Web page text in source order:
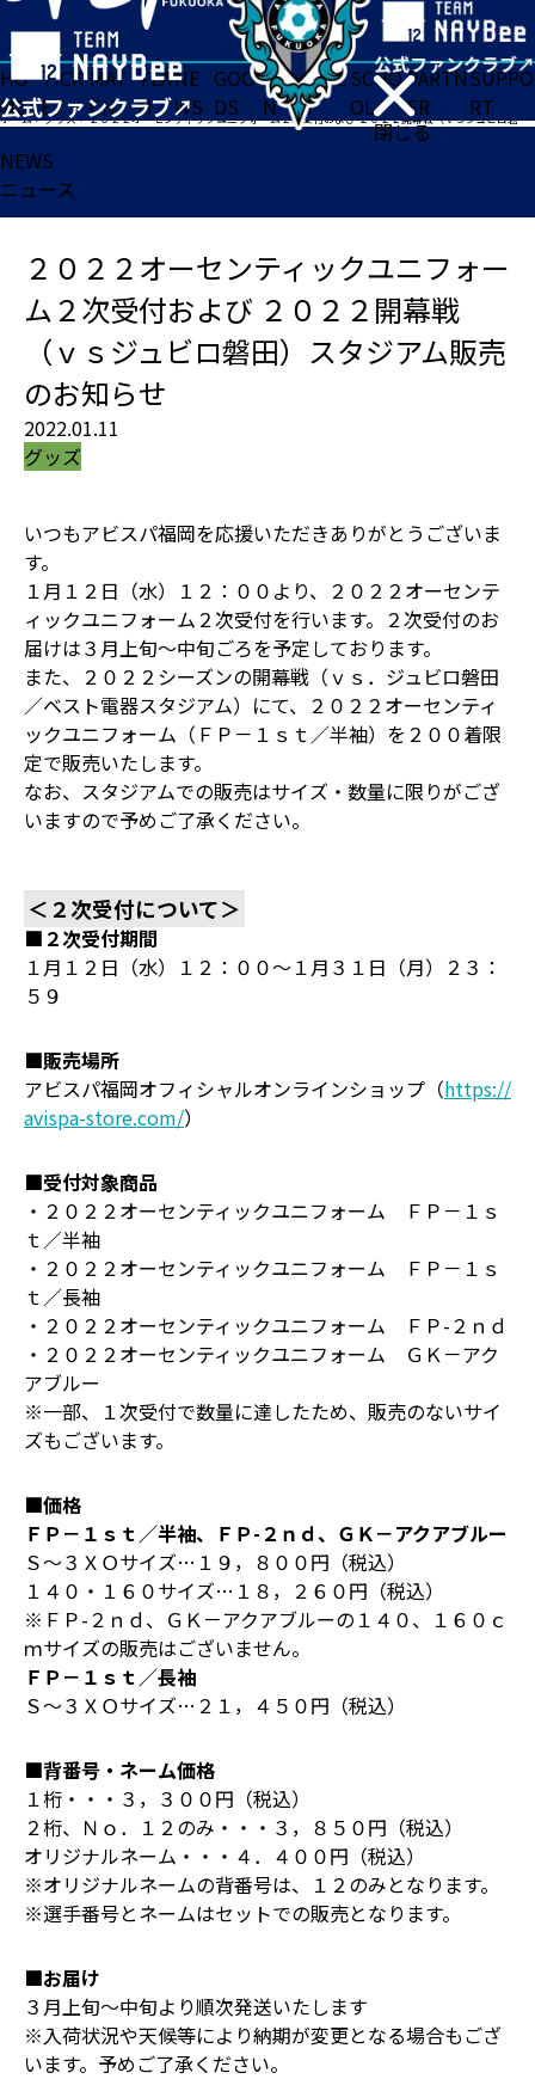
閉じる
HO
ME
TICK
ET
MAT
CH
TEA
M
NE
WS
GOO
DS
FA
N
ACADE
MY
SCHO
OL
PARTN
ER
SUPPO
RT
ホーム>グッズ>２０２２オーセンティックユニフォーム２次受付および ２０２２開幕戦（ｖｓジュビロ磐田）スタジアム販売のお知らせ
NEWS
ニュース
２０２２オーセンティックユニフォー
ム２次受付および ２０２２開幕戦
（ｖｓジュビロ磐田）スタジアム販売
のお知らせ
2022.01.11
グッズ
いつもアビスパ福岡を応援いただきありがとうございま
す。
１月１２日（水）１２：００より、２０２２オーセンテ
ィックユニフォーム２次受付を行います。２次受付のお
届けは３月上旬～中旬ごろを予定しております。
また、２０２２シーズンの開幕戦（ｖｓ．ジュビロ磐田
／ベスト電器スタジアム）にて、２０２２オーセンティ
ックユニフォーム（ＦＰ－１ｓｔ／半袖）を２００着限
定で販売いたします。
なお、スタジアムでの販売はサイズ・数量に限りがござ
いますので予めご了承ください。
＜２次受付について＞
■２次受付期間
１月１２日（水）１２：００～１月３１日（月）２３：
５９
■販売場所
アビスパ福岡オフィシャルオンラインショップ（https://
avispa-store.com/）
■受付対象商品
・２０２２オーセンティックユニフォーム ＦＰ－１ｓ
ｔ／半袖
・２０２２オーセンティックユニフォーム ＦＰ－１ｓ
ｔ／長袖
・２０２２オーセンティックユニフォーム ＦＰ-２ｎｄ
・２０２２オーセンティックユニフォーム ＧＫ－アク
アブルー
※一部、１次受付で数量に達したため、販売のないサイ
ズもございます。
■価格
ＦＰ－１ｓｔ／半袖、ＦＰ-２ｎｄ、ＧＫ－アクアブルー
Ｓ～３ＸＯサイズ…１９，８００円（税込）
１４０・１６０サイズ…１８，２６０円（税込）
※ＦＰ-２ｎｄ、ＧＫ－アクアブルーの１４０、１６０ｃ
ｍサイズの販売はございません。
ＦＰ－１ｓｔ／長袖
Ｓ～３ＸＯサイズ…２１，４５０円（税込）
■背番号・ネーム価格
１桁・・・３，３００円（税込）
２桁、Ｎｏ．１２のみ・・・３，８５０円（税込）
オリジナルネーム・・・４．４００円（税込）
※オリジナルネームの背番号は、１２のみとなります。
※選手番号とネームはセットでの販売となります。
■お届け
３月上旬～中旬より順次発送いたします
※入荷状況や天候等により納期が変更となる場合もござ
います。予めご了承ください。